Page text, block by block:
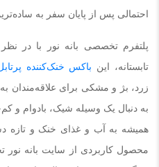
احتمالی پس از پایان سفر به
پلتفرم تخصصی بانه نور با در
تابستانه، این باکس خنک‌کننده
زرد، بژ و مشکی برای علاقه‌مندان
به دنبال یک وسیله شیک، بادوام و
همیشه به آب و غذای خنک و تازه
محصول کاربردی از سایت بانه نور